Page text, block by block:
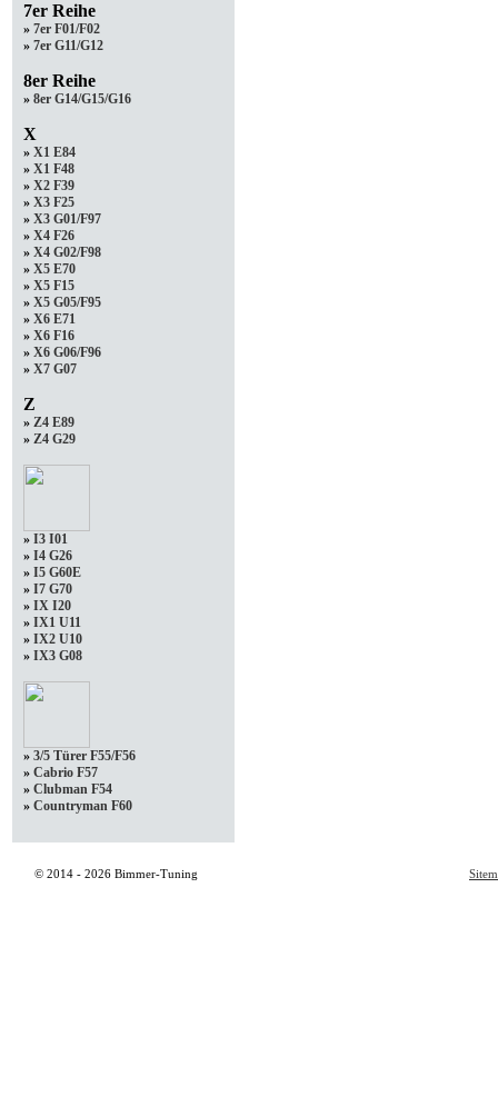
7er Reihe
» 7er F01/F02
» 7er G11/G12
8er Reihe
» 8er G14/G15/G16
X
» X1 E84
» X1 F48
» X2 F39
» X3 F25
» X3 G01/F97
» X4 F26
» X4 G02/F98
» X5 E70
» X5 F15
» X5 G05/F95
» X6 E71
» X6 F16
» X6 G06/F96
» X7 G07
Z
» Z4 E89
» Z4 G29
» I3 I01
» I4 G26
» I5 G60E
» I7 G70
» IX I20
» IX1 U11
» IX2 U10
» IX3 G08
» 3/5 Türer F55/F56
» Cabrio F57
» Clubman F54
» Countryman F60
© 2014 - 2026 Bimmer-Tuning